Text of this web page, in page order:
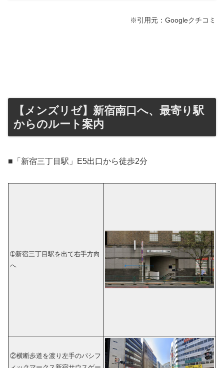
※引用元：Googleクチコミ
【メンズリゼ】新宿南口へ、最寄り駅
からのルート案内
■「新宿三丁目駅」E5出口から徒歩2分
➀新宿三丁目駅を出て右手方向
へ
②横断歩道を渡り左手のパシフ